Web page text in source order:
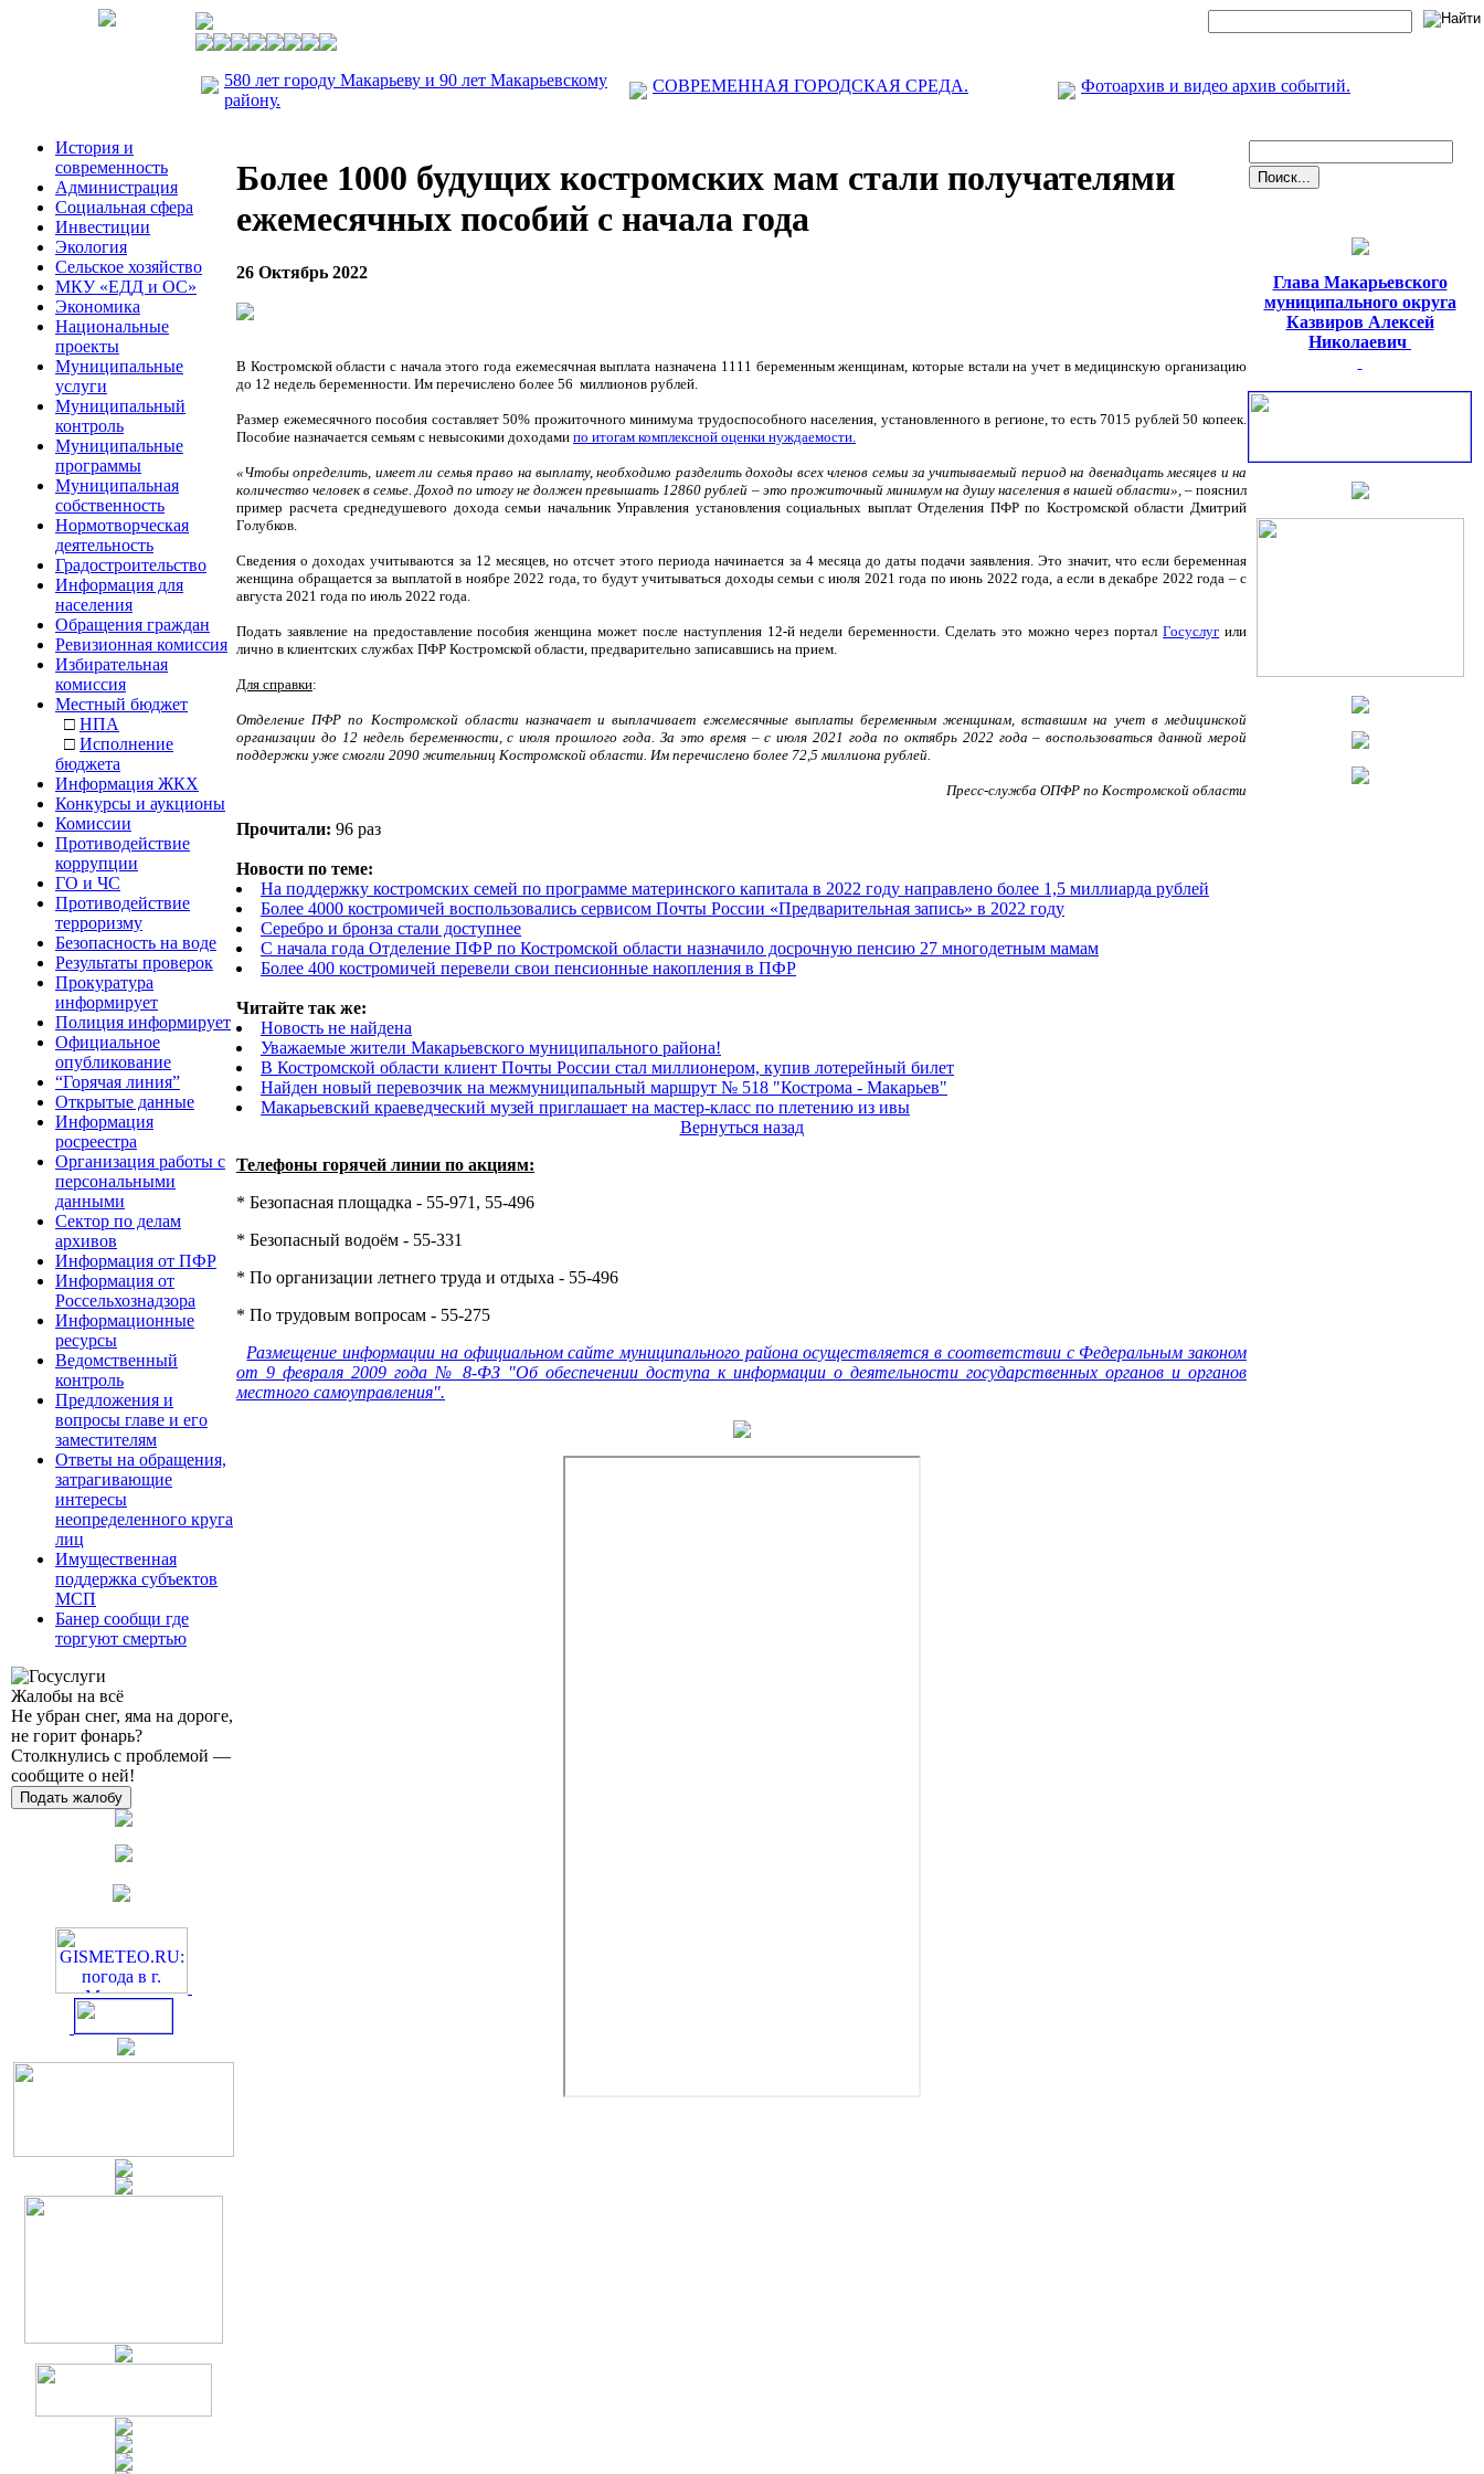
580 лет городу Макарьеву и 90 лет Макарьевскому
району.
СОВРЕМЕННАЯ ГОРОДСКАЯ СРЕДА. Фотоархив и видео архив событий.
История и
современность
Администрация
Социальная сфера
Инвестиции
Экология
Сельское хозяйство
МКУ «ЕДД и ОС»
Экономика
Национальные
проекты
Муниципальные
услуги
Муниципальный
контроль
Муниципальные
программы
Муниципальная
собственность
Нормотворческая
деятельность
Градостроительство
Информация для
населения
Обращения граждан
Ревизионная комиссия
Избирательная
комиссия
Местный бюджет
□ НПА
□ Исполнение
бюджета
Информация ЖКХ
Конкурсы и аукционы
Комиссии
Противодействие
коррупции
ГО и ЧС
Противодействие
терроризму
Безопасность на воде
Результаты проверок
Прокуратура
информирует
Полиция информирует
Официальное
опубликование
“Горячая линия”
Открытые данные
Информация
росреестра
Организация работы с
персональными
данными
Сектор по делам
архивов
Информация от ПФР
Информация от
Россельхознадзора
Информационные
ресурсы
Ведомственный
контроль
Предложения и
вопросы главе и его
заместителям
Ответы на обращения,
затрагивающие
интересы
неопределенного круга
лиц
Имущественная
поддержка субъектов
МСП
Банер сообщи где
торгуют смертью
Жалобы на всё
Не убран снег, яма на дороге,
не горит фонарь?
Столкнулись с проблемой —
сообщите о ней!
Подать жалобу
Более 1000 будущих костромских мам стали получателями
ежемесячных пособий с начала года
26 Октябрь 2022
В Костромской области с начала этого года ежемесячная выплата назначена 1111 беременным женщинам, которые встали на учет в медицинскую организацию
до 12 недель беременности. Им перечислено более 56 миллионов рублей.
Размер ежемесячного пособия составляет 50% прожиточного минимума трудоспособного населения, установленного в регионе, то есть 7015 рублей 50 копеек.
Пособие назначается семьям с невысокими доходами по итогам комплексной оценки нуждаемости.
«Чтобы определить, имеет ли семья право на выплату, необходимо разделить доходы всех членов семьи за учитываемый период на двенадцать месяцев и на
количество человек в семье. Доход по итогу не должен превышать 12860 рублей – это прожиточный минимум на душу населения в нашей области»,– пояснил
пример расчета среднедушевого дохода семьи начальник Управления установления социальных выплат Отделения ПФР по Костромской области Дмитрий
Голубков.
Сведения о доходах учитываются за 12 месяцев, но отсчет этого периода начинается за 4 месяца до даты подачи заявления. Это значит, что если беременная
женщина обращается за выплатой в ноябре 2022 года, то будут учитываться доходы семьи с июля 2021 года по июнь 2022 года, а если в декабре 2022 года – с
августа 2021 года по июль 2022 года.
Подать заявление на предоставление пособия женщина может после наступления 12-й недели беременности. Сделать это можно через порталГосуслуг или
лично в клиентских службах ПФР Костромской области, предварительно записавшись на прием.
Для справки:
Отделение ПФР по Костромской области назначает и выплачивает ежемесячные выплаты беременным женщинам, вставшим на учет в медицинской
организации до 12 недель беременности, с июля прошлого года. За это время – с июля 2021 года по октябрь 2022 года – воспользоваться данной мерой
поддержки уже смогли 2090 жительниц Костромской области. Им перечислено более 72,5 миллиона рублей.
Пресс-служба ОПФР по Костромской области
Прочитали: 96 раз
Новости по теме:
На поддержку костромских семей по программе материнского капитала в 2022 году направлено более 1,5 миллиарда рублей
Более 4000 костромичей воспользовались сервисом Почты России «Предварительная запись» в 2022 году
Серебро и бронза стали доступнее
С начала года Отделение ПФР по Костромской области назначило досрочную пенсию 27 многодетным мамам
Более 400 костромичей перевели свои пенсионные накопления в ПФР
Читайте так же:
Новость не найдена
Уважаемые жители Макарьевского муниципального района!
В Костромской области клиент Почты России стал миллионером, купив лотерейный билет
Найден новый перевозчик на межмуниципальный маршрут № 518 "Кострома - Макарьев"
Макарьевский краеведческий музей приглашает на мастер-класс по плетению из ивы
Вернуться назад
Телефоны горячей линии по акциям:
* Безопасная площадка - 55-971, 55-496
* Безопасный водоём - 55-331
* По организации летнего труда и отдыха - 55-496
* По трудовым вопросам - 55-275
Размещение информации на официальном сайте муниципального района осуществляется в соответствии с Федеральным законом
от 9 февраля 2009 года № 8-ФЗ "Об обеспечении доступа к информации о деятельности государственных органов и органов
местного самоуправления".
Глава Макарьевского
муниципального округа
Казвиров Алексей
Николаевич